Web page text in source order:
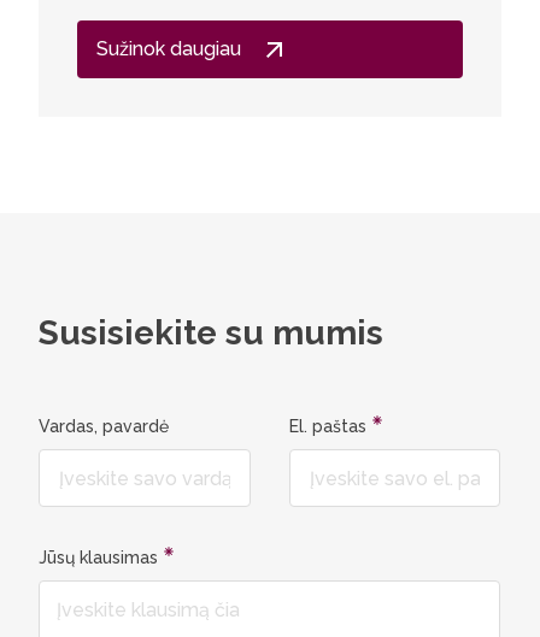
Sužinok daugiau
Susisiekite su mumis
Vardas, pavardė El. paštas
Jūsų klausimas